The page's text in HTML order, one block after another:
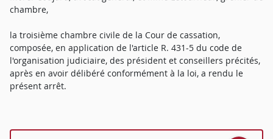
chambre,
la troisième chambre civile de la Cour de cassation,
composée, en application de l'article R. 431-5 du code de
l'organisation judiciaire, des président et conseillers précités,
après en avoir délibéré conformément à la loi, a rendu le
présent arrêt.